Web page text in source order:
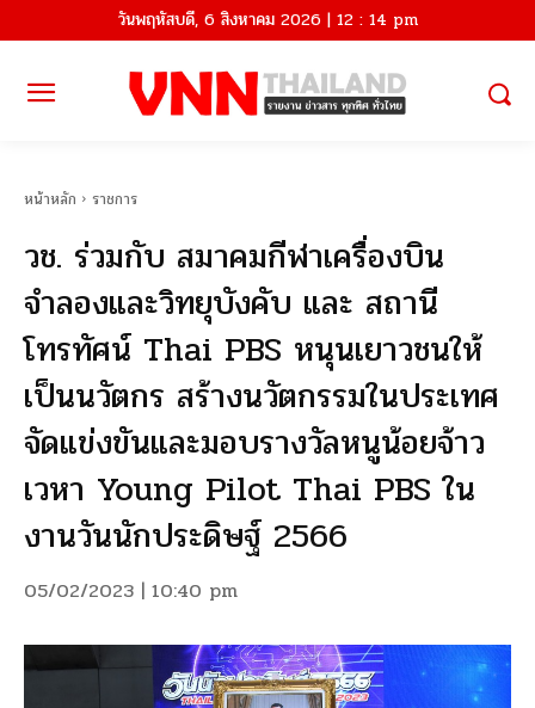
วันพฤหัสบดี, 6 สิงหาคม 2026 | 12 : 14 pm
หน้าหลัก ราชการ
วช. ร่วมกับ สมาคมกีฬาเครื่องบิน
จำลองและวิทยุบังคับ และ สถานี
โทรทัศน์ Thai PBS หนุนเยาวชนให้
เป็นนวัตกร สร้างนวัตกรรมในประเทศ
จัดแข่งขันและมอบรางวัลหนูน้อยจ้าว
เวหา Young Pilot Thai PBS ใน
งานวันนักประดิษฐ์ 2566
05/02/2023 | 10:40 pm